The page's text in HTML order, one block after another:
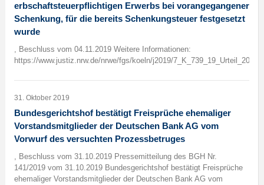
erbschaftsteuerpflichtigen Erwerbs bei vorangegangener
Schenkung, für die bereits Schenkungsteuer festgesetzt
wurde
, Beschluss vom 04.11.2019 Weitere Informationen:
https://www.justiz.nrw.de/nrwe/fgs/koeln/j2019/
31. Oktober 2019
Bundesgerichtshof bestätigt Freisprüche ehemaliger
Vorstandsmitglieder der Deutschen Bank AG vom
Vorwurf des versuchten Prozessbetruges
, Beschluss vom 31.10.2019 Pressemitteilung des BGH Nr.
141/2019 vom 31.10.2019 Bundesgerichtshof bestätigt Freisprüche
ehemaliger Vorstandsmitglieder der Deutschen Bank AG vom